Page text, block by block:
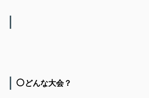
⚪️どんな大会？